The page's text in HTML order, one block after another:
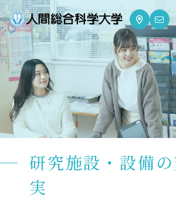
大学案内
Guide
学部・大学院
Department
資格・就職
Qualifications & Employment
for
研究施設・設備
実